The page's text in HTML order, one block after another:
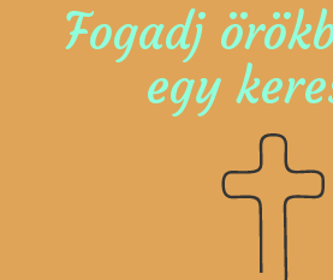
Fogadj
egy